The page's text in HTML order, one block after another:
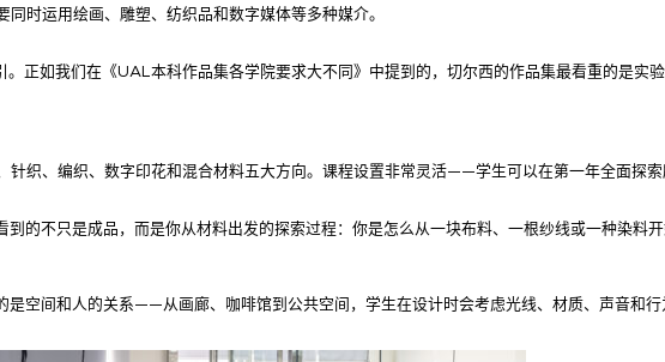
时运用绘画、雕塑、纺织品和数字媒体等多种媒介。
正如我们在《UAL本科作品集各学院要求大不同》中提到的，切尔西的作品集最看重的是
织、编织、数字印花和混合材料五大方向。课程设置非常灵活——学生可以在第一年全面探索
的不只是成品，而是你从材料出发的探索过程：你是怎么从一块布料、一根纱线或一种染料开
空间和人的关系——从画廊、咖啡馆到公共空间，学生在设计时会考虑光线、材质、声音和行